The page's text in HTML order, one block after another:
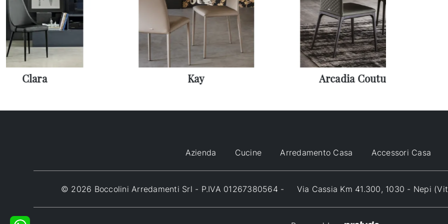
Clara Kay Arcadia Couture
Azienda Cucine Arredamento Casa Accessori Casa
© 2026 Boccolini Arredamenti Srl - P.IVA 01267380564 - Via Cassia Km 41.300, 1030 - Nepi